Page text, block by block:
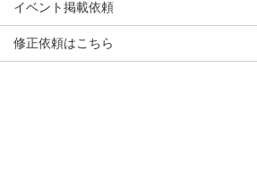
イベント掲載依頼
修正依頼はこちら